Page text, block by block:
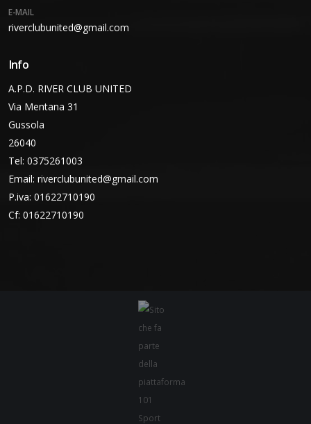
E-MAIL
riverclubunited@gmail.com
Info
A.P.D. RIVER CLUB UNITED
Via Mentana 31
Gussola
26040
Tel: 0375261003
Email: riverclubunited@gmail.com
P.iva: 01622710190
Cf: 01622710190